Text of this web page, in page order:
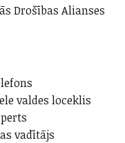
Drošības Alianses
valdes loceklis
vadītājs